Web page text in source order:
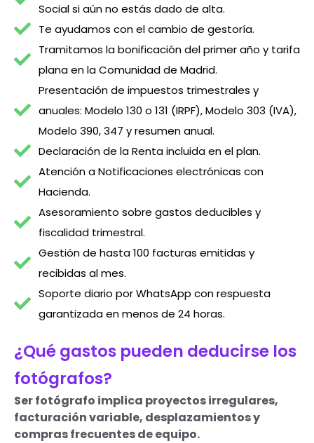
Social si aún no estás dado de alta.
Te ayudamos con el cambio de gestoría.
Tramitamos la bonificación del primer año y tarifa
plana en la Comunidad de Madrid.
Presentación de impuestos trimestrales y
anuales: Modelo 130 o 131 (IRPF), Modelo 303 (IVA),
Modelo 390, 347 y resumen anual.
Declaración de la Renta incluida en el plan.
Atención a Notificaciones electrónicas con
Hacienda.
Asesoramiento sobre gastos deducibles y
fiscalidad trimestral.
Gestión de hasta 100 facturas emitidas y
recibidas al mes.
Soporte diario por WhatsApp con respuesta
garantizada en menos de 24 horas.
¿Qué gastos pueden deducirse los
fotógrafos?
Ser fotógrafo implica proyectos irregulares,
facturación variable, desplazamientos y
compras frecuentes de equipo.